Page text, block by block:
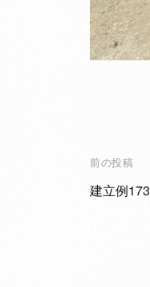
投
稿
前の投稿
建立例173